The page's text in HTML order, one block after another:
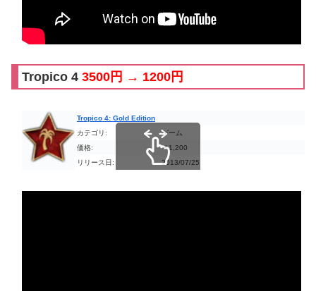
Tropico 4 3500円 → 1200円
Tropico 4: Gold Edition
カテゴリ:
ゲーム
価格:
￥1,200
リリース日:
2013/07/25